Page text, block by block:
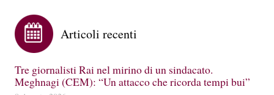
Articoli recenti
Tre giornalisti Rai nel mirino di un sindacato.
Meghnagi (CEM): “Un attacco che ricorda tempi bui”